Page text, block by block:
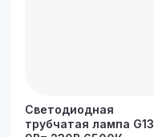
Светодиодная
трубчатая лампа G13